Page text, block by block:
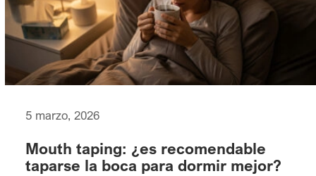
5 marzo, 2026
Mouth taping: ¿es recomendable
taparse la boca para dormir mejor?